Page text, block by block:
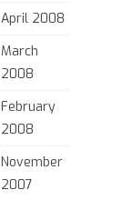
April 2008
March
2008
February
2008
November
2007